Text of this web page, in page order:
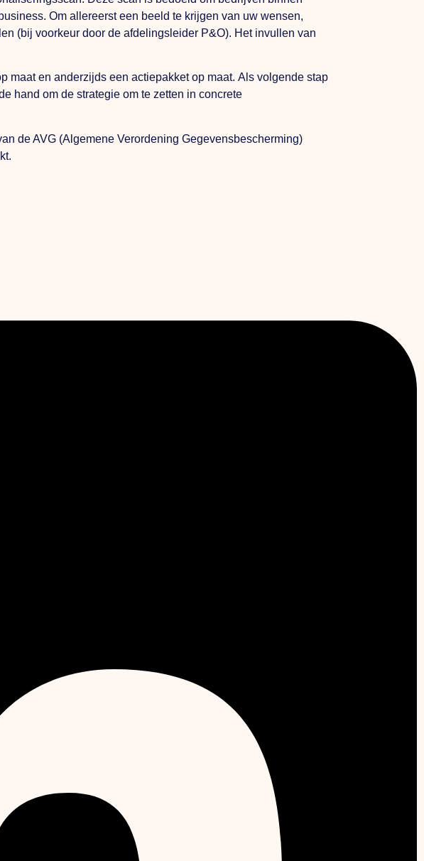
Om allereerst een beeld te krijgen van uw wensen,
(bij voorkeur door de afdelingsleider P&O). Het invullen van
maat en anderzijds een actiepakket op maat. Als volgende stap
hand om de strategie om te zetten in concrete
de AVG (Algemene Verordening Gegevensbescherming)